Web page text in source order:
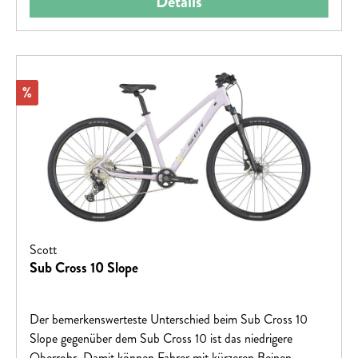
Rabatt
%
Scott
Sub Cross 10 Slope
Der bemerkenswerteste Unterschied beim Sub Cross 10
Slope gegenüber dem Sub Cross 10 ist das niedrigere